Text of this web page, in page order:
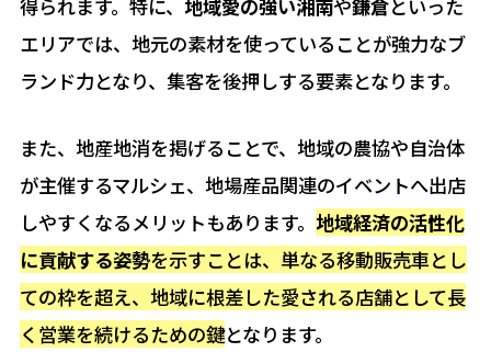
得られます。特に、 地域愛の強い湘南や鎌倉といった
エリアでは、地元の素材を使っていることが強力なブ
ランド力となり、集客を後押しする要素となります。
また、地産地消を掲げることで、地域の農協や自治体
が主催するマルシェ、地場産品関連のイベントへ出店
しやすくなるメリットもあります。 地域経済の活性化
に貢献する姿勢を示すことは、単なる移動販売車とし
ての枠を超え、地域に根差した愛される店舗として長
く営業を続けるための鍵となります。